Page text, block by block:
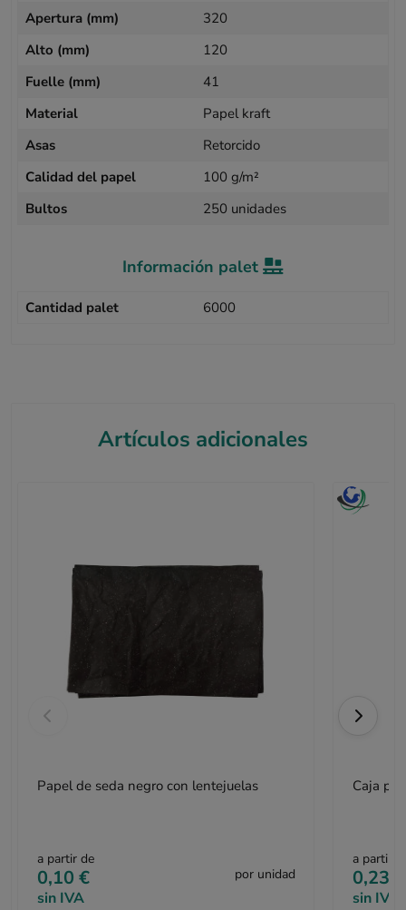
Apertura (mm)
320
Alto (mm)
120
Fuelle (mm)
41
Material
Papel kraft
Asas
Retorcido
Calidad del papel
100 g/m²
Bultos
250 unidades
Información palet
Cantidad palet 6000
Artículos adicionales
Papel de seda negro con lentejuelas
a partir de
0,10 €
sin IVA
por unidad
Caja
a partir
0,23 €
sin IVA